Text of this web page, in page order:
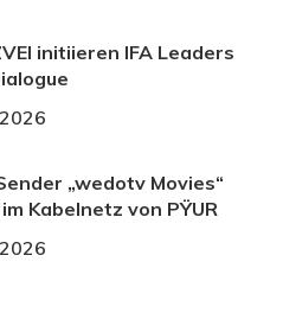
initiieren IFA Leaders
„wedotv Movies“
Kabelnetz von PŸUR